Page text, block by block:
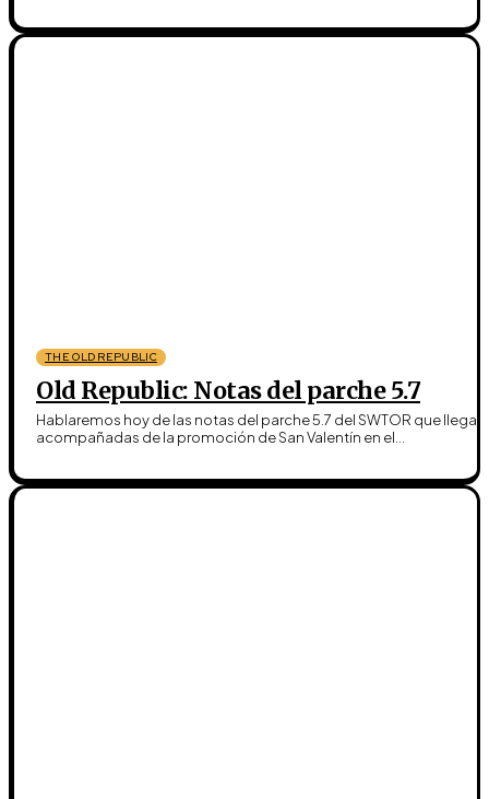
THE OLD REPUBLIC
Old Republic: Notas del parche 5.7
Hablaremos hoy de las notas del parche 5.7 del SWTOR que llegan
acompañadas de la promoción de San Valentín en el...